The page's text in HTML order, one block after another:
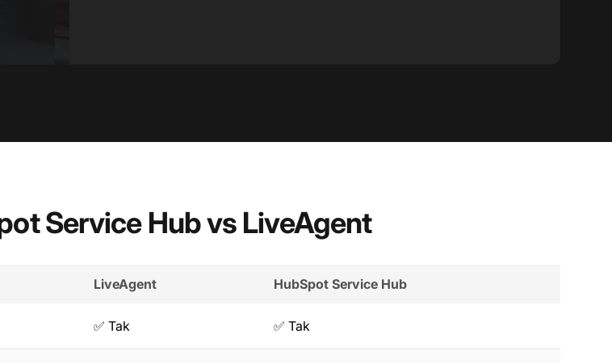
Service Hub vs LiveAgent
LiveAgent HubSpot Service Hub
✅ Tak ✅ Tak